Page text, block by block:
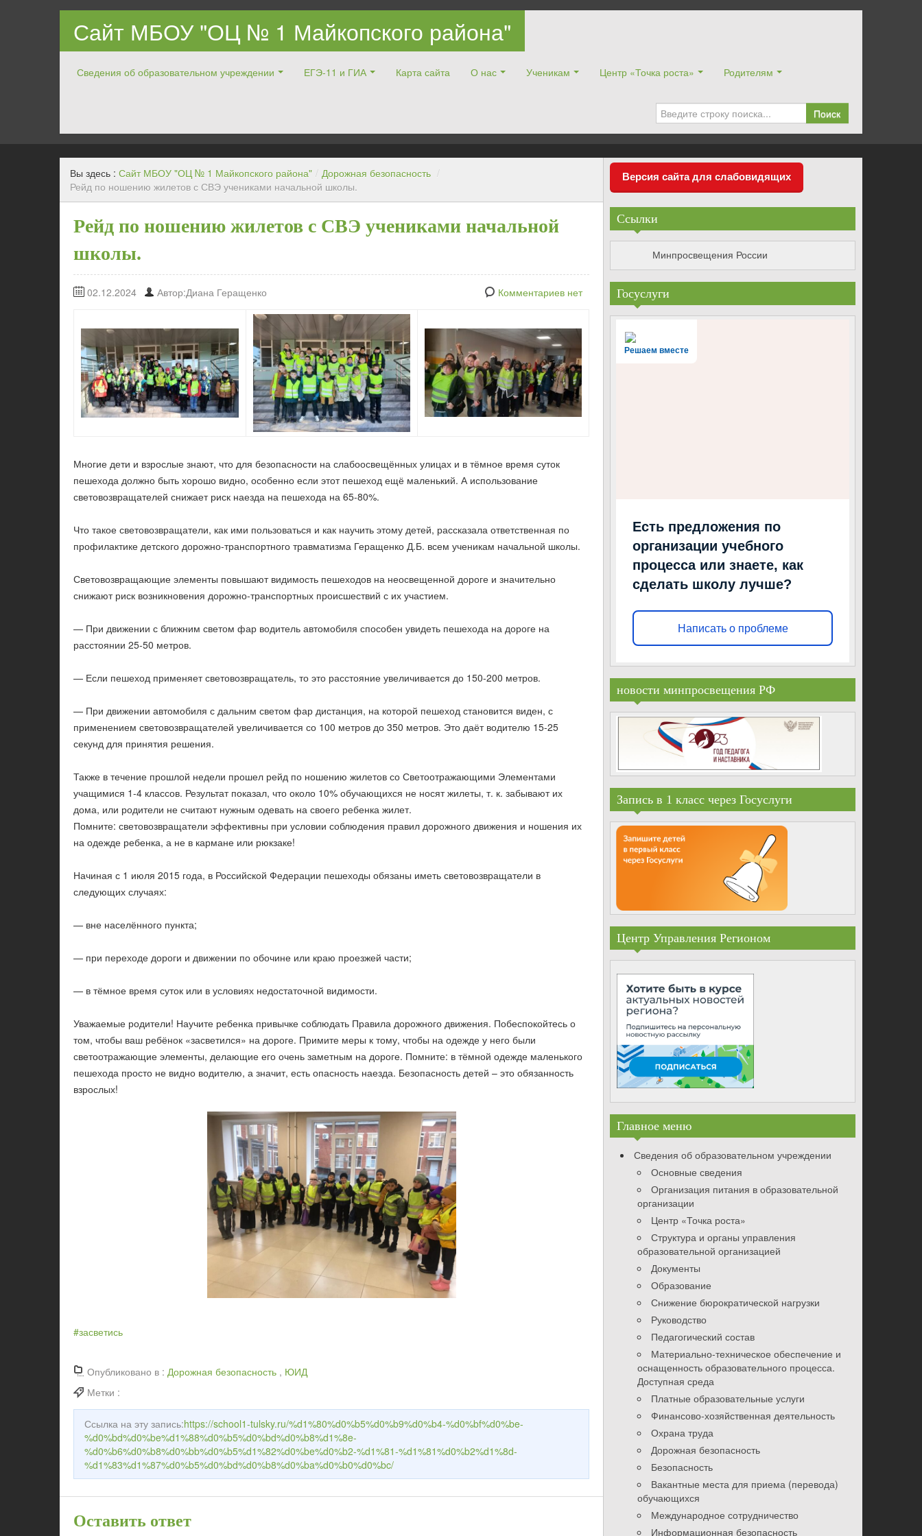
Сайт МБОУ "ОЦ № 1 Майкопского района"
Сведения об образовательном учреждении ЕГЭ-11 и ГИА Карта сайта О нас Ученикам Центр «Точка роста» Родителям
Поиск
Вы здесь : Сайт МБОУ "ОЦ № 1 Майкопского района" / Дорожная безопасность /
Рейд по ношению жилетов с СВЭ учениками начальной школы.
Рейд по ношению жилетов с СВЭ учениками начальной
школы.
02.12.2024 Автор:Диана Геращенко Комментариев нет
Многие дети и взрослые знают, что для безопасности на слабоосвещённых улицах и в тёмное время суток
пешехода должно быть хорошо видно, особенно если этот пешеход ещё маленький. А использование
световозвращателей снижает риск наезда на пешехода на 65-80%.
Что такое световозвращатели, как ими пользоваться и как научить этому детей, рассказала ответственная по
профилактике детского дорожно-транспортного травматизма Геращенко Д.Б. всем ученикам начальной школы.
Световозвращающие элементы повышают видимость пешеходов на неосвещенной дороге и значительно
снижают риск возникновения дорожно-транспортных происшествий с их участием.
— При движении с ближним светом фар водитель автомобиля способен увидеть пешехода на дороге на
расстоянии 25-50 метров.
— Если пешеход применяет световозвращатель, то это расстояние увеличивается до 150-200 метров.
— При движении автомобиля с дальним светом фар дистанция, на которой пешеход становится виден, с
применением световозвращателей увеличивается со 100 метров до 350 метров. Это даёт водителю 15-25
секунд для принятия решения.
Также в течение прошлой недели прошел рейд по ношению жилетов со Светоотражающими Элементами
учащимися 1-4 классов. Результат показал, что около 10% обучающихся не носят жилеты, т. к. забывают их
дома, или родители не считают нужным одевать на своего ребенка жилет.
Помните: световозвращатели эффективны при условии соблюдения правил дорожного движения и ношения их
на одежде ребенка, а не в кармане или рюкзаке!
Начиная с 1 июля 2015 года, в Российской Федерации пешеходы обязаны иметь световозвращатели в
следующих случаях:
— вне населённого пункта;
— при переходе дороги и движении по обочине или краю проезжей части;
— в тёмное время суток или в условиях недостаточной видимости.
Уважаемые родители! Научите ребенка привычке соблюдать Правила дорожного движения. Побеспокойтесь о
том, чтобы ваш ребёнок «засветился» на дороге. Примите меры к тому, чтобы на одежде у него были
светоотражающие элементы, делающие его очень заметным на дороге. Помните: в тёмной одежде маленького
пешехода просто не видно водителю, а значит, есть опасность наезда. Безопасность детей – это обязанность
взрослых!
#засветись
Опубликовано в : Дорожная безопасность , ЮИД
Метки :
Ссылка на эту запись:https://school1-tulsky.ru/%d1%80%d0%b5%d0%b9%d0%b4-%d0%bf%d0%be-
%d0%bd%d0%be%d1%88%d0%b5%d0%bd%d0%b8%d1%8e-
%d0%b6%d0%b8%d0%bb%d0%b5%d1%82%d0%be%d0%b2-%d1%81-%d1%81%d0%b2%d1%8d-
%d1%83%d1%87%d0%b5%d0%bd%d0%b8%d0%ba%d0%b0%d0%bc/
Оставить ответ
Версия сайта для слабовидящих
Ссылки
Минпросвещения России
Госуслуги
Решаем вместе
Есть предложения по
организации учебного
процесса или знаете, как
сделать школу лучше?
Написать о проблеме
новости минпросвещения РФ
Запись в 1 класс через Госуслуги
Центр Управления Регионом
Главное меню
Сведения об образовательном учреждении
Основные сведения
Организация питания в образовательной
организации
Центр «Точка роста»
Структура и органы управления
образовательной организацией
Документы
Образование
Снижение бюрократической нагрузки
Руководство
Педагогический состав
Материально-техническое обеспечение и
оснащенность образовательного процесса.
Доступная среда
Платные образовательные услуги
Финансово-хозяйственная деятельность
Охрана труда
Дорожная безопасность
Безопасность
Вакантные места для приема (перевода)
обучающихся
Международное сотрудничество
Информационная безопасность